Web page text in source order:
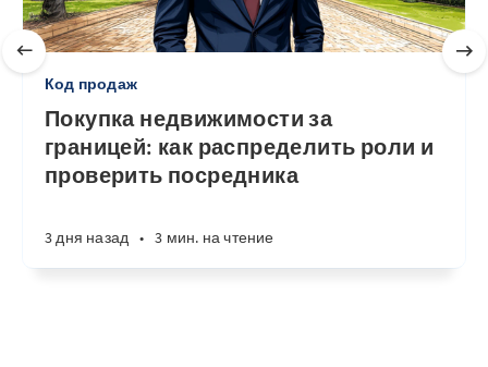
Код продаж
Покупка недвижимости за
границей: как распределить роли и
проверить посредника
3 дня назад • 3 мин. на чтение